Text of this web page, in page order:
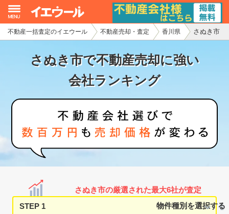
不動産一括査定のイエウール 不動産売却・査定 香川県 さぬき市
さぬき市で不動産売却に強い
会社ランキング
さぬき市の厳選された最大6社が査定
STEP 1
イエウール加盟希望の不動産会社様
初めての方へ
不動産の売却・一括査定
家査定シミュレーター
お問い合わせ